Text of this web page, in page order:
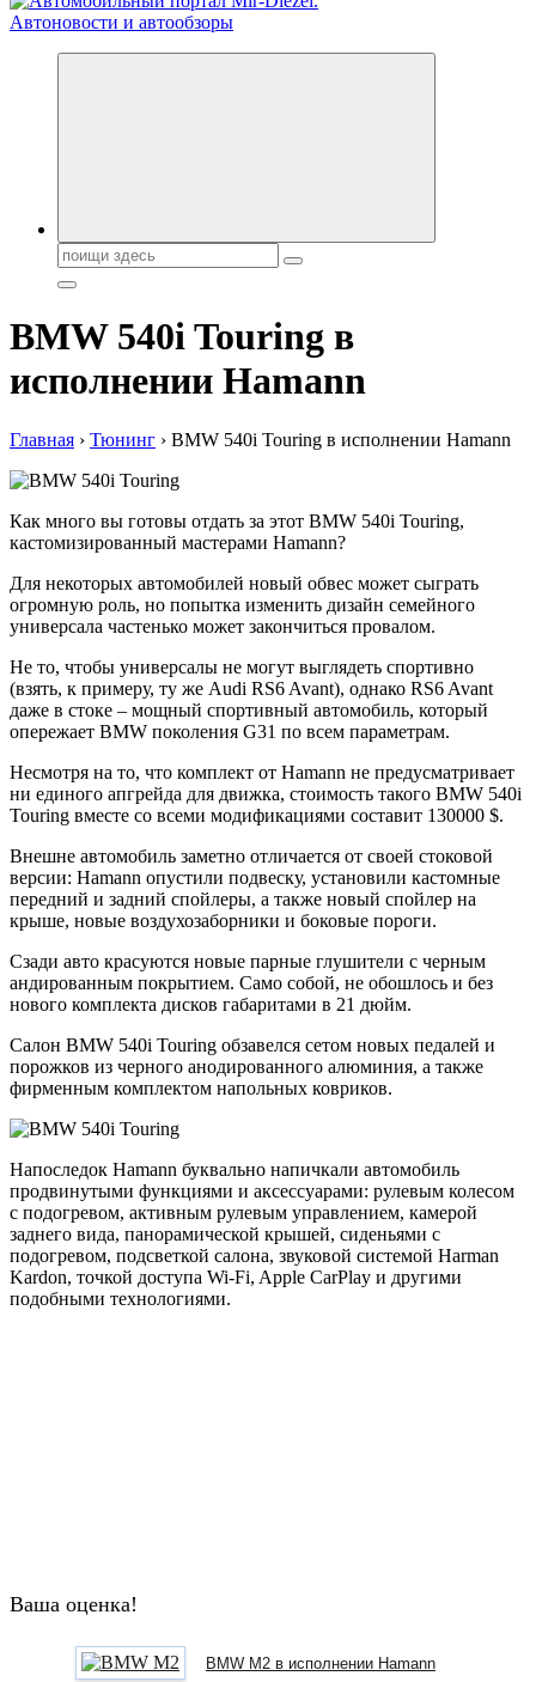
Справочник автомобилиста. Обзор новинок популярных
Поиск:
BMW 540i Touring в
исполнении Hamann
Главная › Тюнинг › BMW 540i Touring в исполнении Hamann
Как много вы готовы отдать за этот BMW 540i Touring,
кастомизированный мастерами Hamann?
Для некоторых автомобилей новый обвес может сыграть
огромную роль, но попытка изменить дизайн семейного
универсала частенько может закончиться провалом.
Не то, чтобы универсалы не могут выглядеть спортивно
(взять, к примеру, ту же Audi RS6 Avant), однако RS6 Avant
даже в стоке – мощный спортивный автомобиль, который
опережает BMW поколения G31 по всем параметрам.
Несмотря на то, что комплект от Hamann не предусматривает
ни единого апгрейда для движка, стоимость такого BMW 540i
Touring вместе со всеми модификациями составит 130000 $.
Внешне автомобиль заметно отличается от своей стоковой
версии: Hamann опустили подвеску, установили кастомные
передний и задний спойлеры, а также новый спойлер на
крыше, новые воздухозаборники и боковые пороги.
Сзади авто красуются новые парные глушители с черным
андированным покрытием. Само собой, не обошлось и без
нового комплекта дисков габаритами в 21 дюйм.
Салон BMW 540i Touring обзавелся сетом новых педалей и
порожков из черного анодированного алюминия, а также
фирменным комплектом напольных ковриков.
Напоследок Hamann буквально напичкали автомобиль
продвинутыми функциями и аксессуарами: рулевым колесом
с подогревом, активным рулевым управлением, камерой
заднего вида, панорамической крышей, сиденьями с
подогревом, подсветкой салона, звуковой системой Harman
Kardon, точкой доступа Wi-Fi, Apple CarPlay и другими
подобными технологиями.
Ваша оценка!
BMW M2 в исполнении Hamann